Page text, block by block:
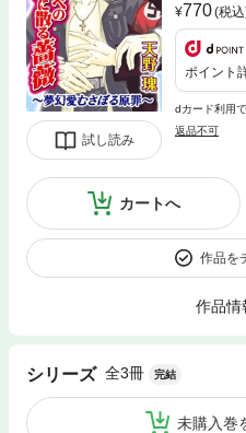
試し読み
770(税
ポイント
dカード利用
返品不可
カートへ
作品を
作品情
シリーズ 全3冊 完結
未購入巻